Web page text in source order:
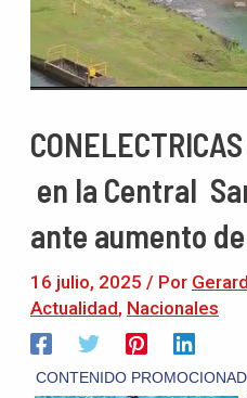
en la Central
ante aumento
16 julio, 2025 / Por
Actualidad, Nacionales